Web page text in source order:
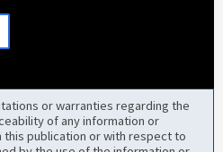
or warranties regarding the
of any information or
publication or with respect to